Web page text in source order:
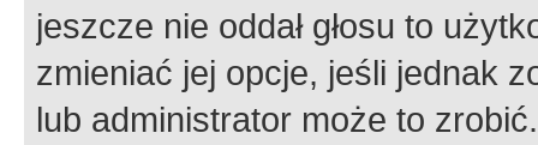
jeszcze nie oddał głosu to
zmieniać jej opcje, jeśli jednak
lub administrator może to